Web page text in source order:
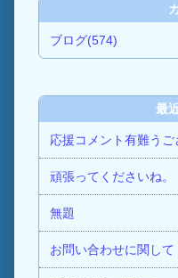
ブログ(574)
最
応援コメント有難うご
頑張ってくださいね。
無題
お問い合わせに関して